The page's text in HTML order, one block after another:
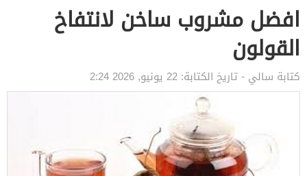
افضل مشروب ساخن لانتفاخ
القولون
كتابة سالي - تاريخ الكتابة: 22 يونيو, 2026 2:24